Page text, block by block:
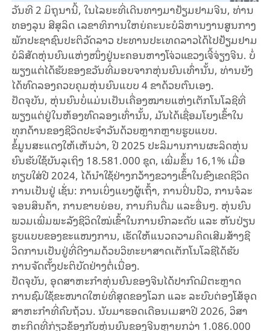
ວັນ​ທີ 2 ມິ​ຖຸນ​າ​ນີ້, ​ໃນ​ໄລ​ຍະ​ທີ່​ເດີນ​ທາງ​ມາ​ຢ້ຽມ​ຢາມ​ຈີນ, ທ່ານ​
ທອງລຸນ ສີ​ສຸ​ລິດ ເລ​ຂາ​ທິ​ການ​ໃຫຍ່​ຄະ​ນະ​ບໍ​ລິ​ຫານ​ງານ​ສູນ​ກາງ​
ພັກ​ປະ​ຊາ​ຊົນ​ປະ​ຕິ​ວັດ​ລາວ ປະ​ທານ​ປະ​ເທດ​ລາວ​ໄດ້​ໄປ​ຢ້ຽມ​ຢາມ​
ບໍ​ລິ​ສັດ​ຫຸ່ນ​ຍົນ​ແຫ່ງ​ໜຶ່ງ​ຢູ່​ນະ​ຄອນ​ຫາງ​ໂຈ່ວ​ແຂວງ​ເຈີ້​ຈ່ຽງ​ຈີນ. ບໍ່​
ພຽງ​ແຕ່​ໄດ້​ຮັບ​ຂອງ​ຂວັນ​ທີ່ມອບ​ຈາກ​ຫຸ່ນ​ຍົນ​ເທົ່າ​ນັ້ນ, ທ່ານຍັງ​
ໄດ້​​ທົດລອງ​ຄວບ​ຄຸມ​ຫຸ່ນ​ຍົນ​ແບບ 4 ຂາ​ດ້ວຍ​ຕົນ​ເອງ.
ປັດ​ຈຸ​ບັນ, ຫຸ່ນ​ຍົນ​ບໍ່​ແມ່ນເປັນ​ເຄື່ອງ​ໝາຍ​ແຫ່ງ​ເຕັກ​ໂນ​ໂລ​ຊີ​ທີ່
ພຽງ​ແຕ່​ຢູ່​ໃນ​ຫ້ອງ​ທົດ​ລອງ​ເທົ່າ​ນັ້ນ, ​ມັນ​ໄດ້​ເຊື່ອມ​ໂຍງ​ເຂົ້າ​ໃນ​
ທຸກ​ດ້ານ​ຂອງ​ຊີ​ວິດ​ປະ​ຈຳ​ວັນ​ດ້ວຍຫຼາກຫຼາຍ​ຮູບ​ແບບ.
ຂໍ້​ມູນ​ສະ​ແດງ​ໃຫ້​ເຫັນ​ວ່າ, ປີ 2025 ປະ​ລິ​ມານ​ການ​ຜະ​ລິດ​ຫຸ່ນ​
ຍົນ​ຮັບ​ໃຊ້​ບັນ​ລຸ​ເຖິງ 18.581.000 ​ຊຸດ, ເພີ່ມ​ຂຶ້ນ 16,1% ເມື່ອ​
ທຽບ​ໃສ່​ປີ 2024, ໄດ້​ນຳ​ໃຊ້​ຢ່າງ​ກວ້າງ​ຂວາງເຂົ້າ​ໃນ​ຂົງ​ເຂດ​ຊີ​ວິດ​
ການ​ເປັນ​ຢູ່​ ເຊັ່ນ: ການ​ເບິ່ງ​ແຍງ​ຜູ້​ເຖົ້າ, ການ​ປິ່ນ​ປົວ, ການ​ຈໍ​ລະ​
ຈອນ​ສິນ​ຄ້າ, ການ​ຂາຍ​ຍ່ອຍ, ການ​ກິນ​ດື່ມ ແລະ​ອື່ນໆ. ຫຸ່ນ​ຍົນ​
ພວມ​ເພີ່ມ​ພະ​ລັງ​ຊີ​ວິດ​ໃໝ່​ເຂົ້າ​ໃນ​ການ​ຍົກ​ລະ​ດັບ​ ແລະ ຫັນ​ປ່ຽນ​
ຮູບ​ແບບ​ຂອງ​ຂະ​ແໜງ​ການ, ເຮັດ​ໃຫ້​ແນວ​ຄວາມ​ຄິດ​ເ​ສີມ​ສ້າງ​ຊີ​
ວິດ​ການ​ເປັນ​ຢູ່​ທີ່​ດີ​ງາມ​ດ້ວຍ​ວິ​ທະ​ຍາ​ສາດ​ເຕັກ​ໂນ​ໂລ​ຊີໄດ້​ຮັບ​
ການ​ຈັດ​ຕັ້ງ​ປະ​ຕິ​ບັດ​ຢ່າງ​ຕໍ່​ເນື່ອງ.
ປັດ​ຈຸ​ບັນ, ອຸດ​ສາ​ຫະ​ກຳ​ຫຸ່ນ​ຍົນ​ຂອງ​ຈີນ​ໄດ້​ປາ​ກົດ​ມີ​ຕະຫຼາດ​
ການ​ຊົມ​ໃຊ້​ຂະ​ໜາດ​ໃຫຍ່​ທີ່​ສຸດ​ຂອງ​ໂລກ ແລະ ລະ​ບົບ​ຕ່ອງ​ໂສ້​ອຸດ​
ສາ​ຫະ​ກຳ​ທີ່​ຄົບ​ຖ້ວນ. ນັບ​ມາ​ຮອດ​ເດືອນ​ເມ​ສາ​ປີ 2026, ວິ​ສາ​
ຫະ​ກິດ​ທີ່​ກ່ຽວ​ຂ້ອງ​ກັບ​ຫຸ່ນ​ຍົນ​ຂອງ​ຈີນຫຼາຍກວ່າ 1.086.000